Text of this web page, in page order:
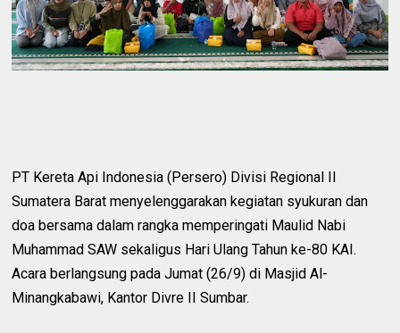
PT Kereta Api Indonesia (Persero) Divisi Regional II
Sumatera Barat menyelenggarakan kegiatan syukuran dan
doa bersama dalam rangka memperingati Maulid Nabi
Muhammad SAW sekaligus Hari Ulang Tahun ke-80 KAI.
Acara berlangsung pada Jumat (26/9) di Masjid Al-
Minangkabawi, Kantor Divre II Sumbar.